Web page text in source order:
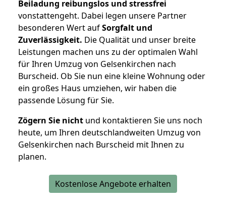
Beiladung reibungslos und stressfrei
vonstattengeht. Dabei legen unsere Partner
besonderen Wert aufSorgfalt und
Zuverlässigkeit. Die Qualität und unser breite
Leistungen machen uns zu der optimalen Wahl
für Ihren Umzug von Gelsenkirchen nach
Burscheid. Ob Sie nun eine kleine Wohnung oder
ein großes Haus umziehen, wir haben die
passende Lösung für Sie.
Zögern Sie nicht und kontaktieren Sie uns noch
heute, um Ihren deutschlandweiten Umzug von
Gelsenkirchen nach Burscheid mit Ihnen zu
planen.
Kostenlose Angebote erhalten